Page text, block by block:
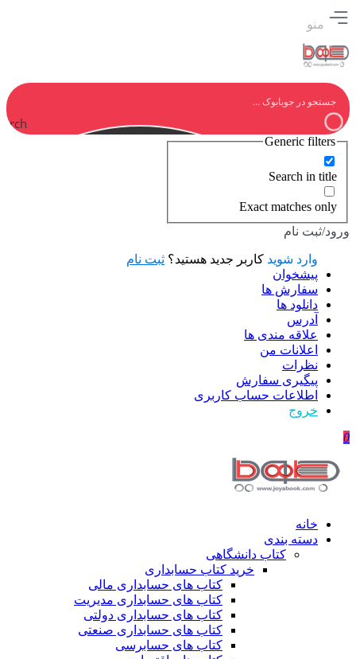
منو
Generic filters
Search in title
Exact matches only
ورود/ثبت نام
وارد شوید کاربر جدید هستید؟ ثبت نام
پیشخوان
سفارش ها
دانلود ها
آدرس
علاقه مندی ها
اعلانات من
نظرات
پیگیری سفارش
اطلاعات حساب كاربری
خروج
0
خانه
دسته بندی
کتاب دانشگاهی
خرید کتاب حسابداری
کتاب های حسابداری مالی
کتاب های حسابداری مدیریت
کتاب های حسابداری دولتی
کتاب های حسابداری صنعتی
کتاب های حسابرسی